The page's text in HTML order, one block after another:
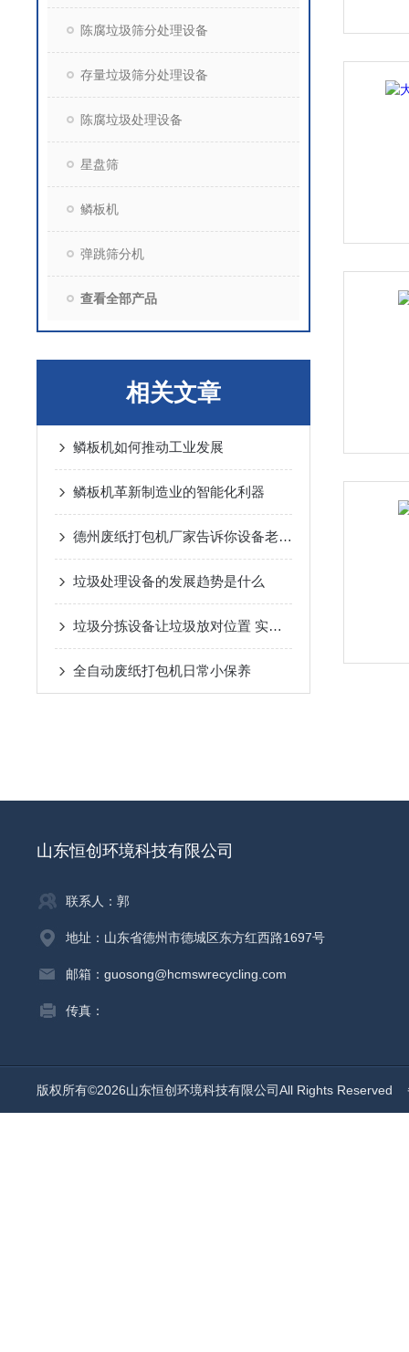
陈腐垃圾筛分处理设备
存量垃圾筛分处理设备
陈腐垃圾处理设备
星盘筛
鳞板机
弹跳筛分机
查看全部产品
相关文章
鳞板机如何推动工业发展
鳞板机革新制造业的智能化利器
德州废纸打包机厂家告诉你设备老化有哪两种的补偿方法
垃圾处理设备的发展趋势是什么
垃圾分拣设备让垃圾放对位置 实现资源循环利用
全自动废纸打包机日常小保养
山东恒创环境科技有限公司
联系人：郭
地址：山东省德州市德城区东方红西路1697号
邮箱：guosong@hcmswrecycling.com
传真：
版权所有©2026山东恒创环境科技有限公司All Rights Reserved